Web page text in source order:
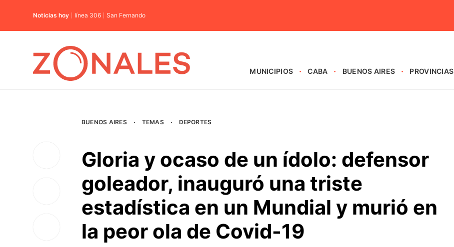
Noticias hoy línea 306 San Fernando
MUNICIPIOS CABA BUENOS AIRES PROVINCIAS
BUENOS AIRES · TEMAS · DEPORTES
Gloria y ocaso de un ídolo: defensor
goleador, inauguró una triste
estadística en un Mundial y murió en
la peor ola de Covid-19